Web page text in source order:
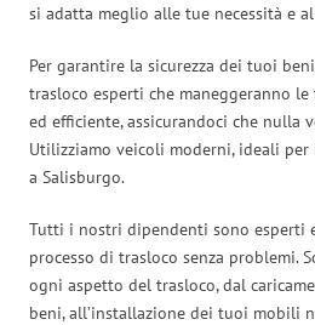
si adatta meglio alle tue necessità e
Per garantire la sicurezza dei tuoi
trasloco esperti che maneggeranno
ed efficiente, assicurandoci che nulla
Utilizziamo veicoli moderni, ideali
a Salisburgo.
Tutti i nostri dipendenti sono esperti
processo di trasloco senza problemi.
ogni aspetto del trasloco, dal
beni, all’installazione dei tuoi mobili